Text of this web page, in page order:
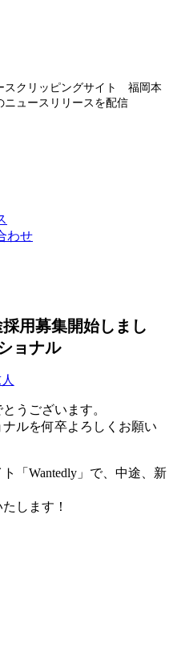
スクリッピングサイト 福岡本
ニュースリリースを配信
わせ
用募集開始しまし
ョナル
うございます。
ルを何卒よろしくお願い
「Wantedly」で、中途、新
します！